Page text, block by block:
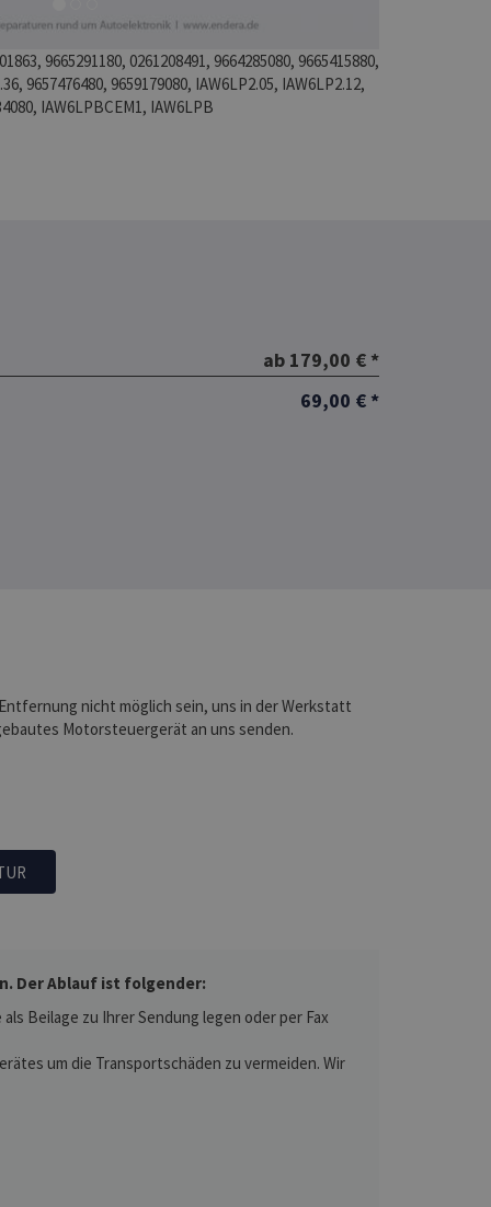
9665291180, 0261208491, 9664285080, 9665415880,
9657476480, 9659179080, IAW6LP2.05, IAW6LP2.12,
IAW6LPBCEM1, IAW6LPB
ab 179,00 € *
69,00 € *
nicht möglich sein, uns in der Werkstatt
Motorsteuergerät an uns senden.
Der Ablauf ist folgender:
Beilage zu Ihrer Sendung legen oder per Fax
um die Transportschäden zu vermeiden. Wir